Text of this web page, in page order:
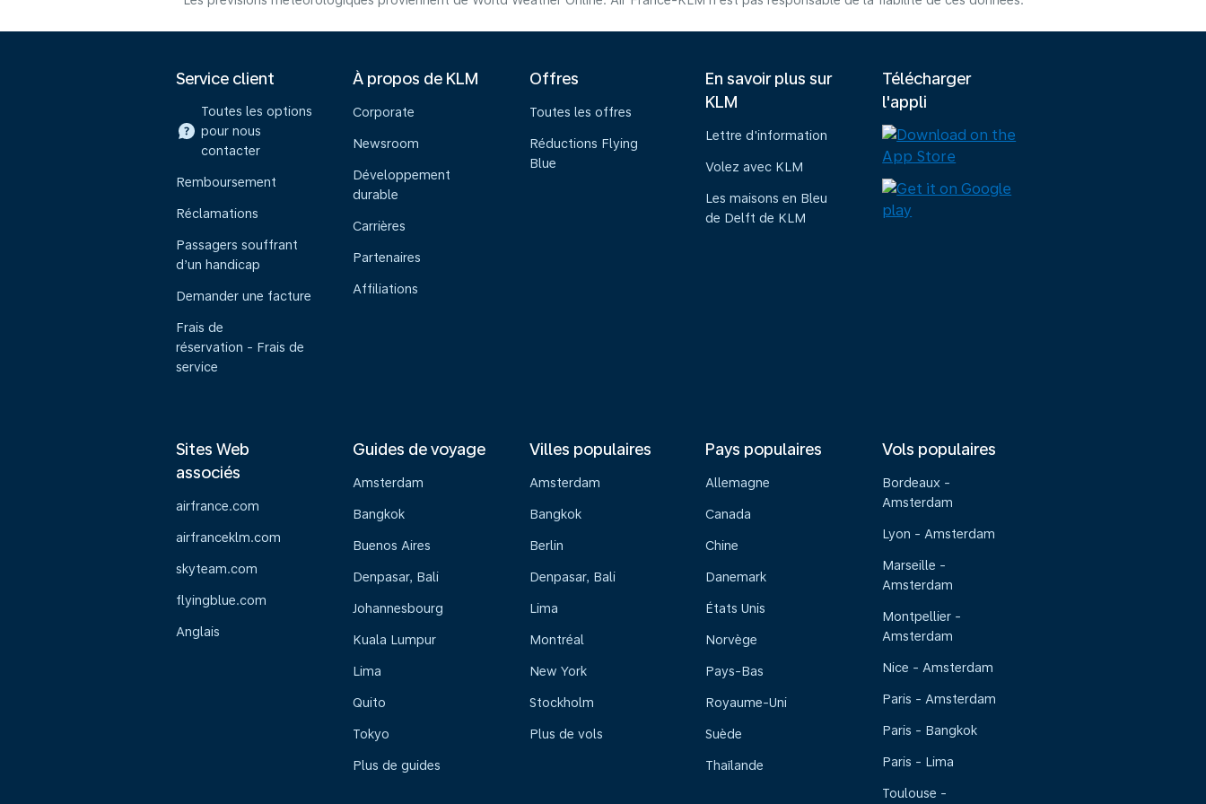
Service client
Toutes les options
pour nous
contacter
Remboursement
Réclamations
Passagers souffrant
d’un handicap
Demander une facture
Frais de
réservation - Frais de
service
À propos de KLM
Corporate
Newsroom
Développement
durable
Carrières
Partenaires
Affiliations
Offres
Toutes les offres
Réductions Flying
Blue
En savoir plus sur
KLM
Lettre d'information
Volez avec KLM
Les maisons en Bleu
de Delft de KLM
Télécharger
l'appli
Sites Web
associés
airfrance.com
airfranceklm.com
skyteam.com
flyingblue.com
Anglais
Guides de voyage
Amsterdam
Bangkok
Buenos Aires
Denpasar, Bali
Johannesbourg
Kuala Lumpur
Lima
Quito
Tokyo
Plus de guides
Villes populaires
Amsterdam
Bangkok
Berlin
Denpasar, Bali
Lima
Montréal
New York
Stockholm
Plus de vols
Pays populaires
Allemagne
Canada
Chine
Danemark
États Unis
Norvège
Pays-Bas
Royaume-Uni
Suède
Thaïlande
Vols populaires
Bordeaux -
Amsterdam
Lyon - Amsterdam
Marseille -
Amsterdam
Montpellier -
Amsterdam
Nice - Amsterdam
Paris - Amsterdam
Paris - Bangkok
Paris - Lima
Toulouse -